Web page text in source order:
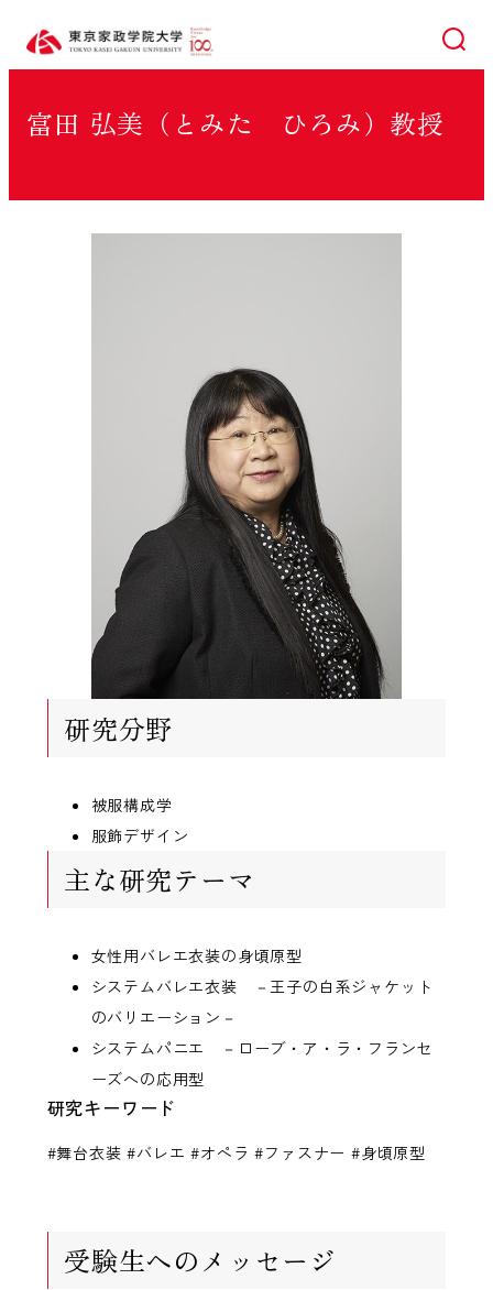
検索
富田 弘美（とみた ひろみ）教授
研究分野
被服構成学
服飾デザイン
主な研究テーマ
女性用バレエ衣装の身頃原型
システムバレエ衣装 －王子の白系ジャケット
のバリエーション－
システムパニエ －ローブ・ア・ラ・フランセ
ーズへの応用型
研究キーワード
#舞台衣装 #バレエ #オペラ #ファスナー #身頃原型
受験生へのメッセージ